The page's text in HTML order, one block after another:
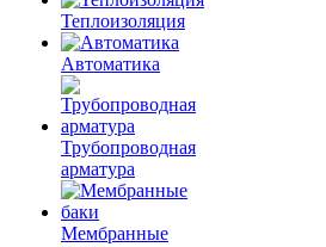
Теплоизоляция
Автоматика
Трубопроводная
арматура
Мембранные